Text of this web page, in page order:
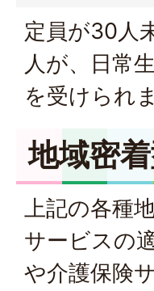
定員が30人
人が、日常
を受けられ
地域密
上記の各種
サービスの
や介護保険